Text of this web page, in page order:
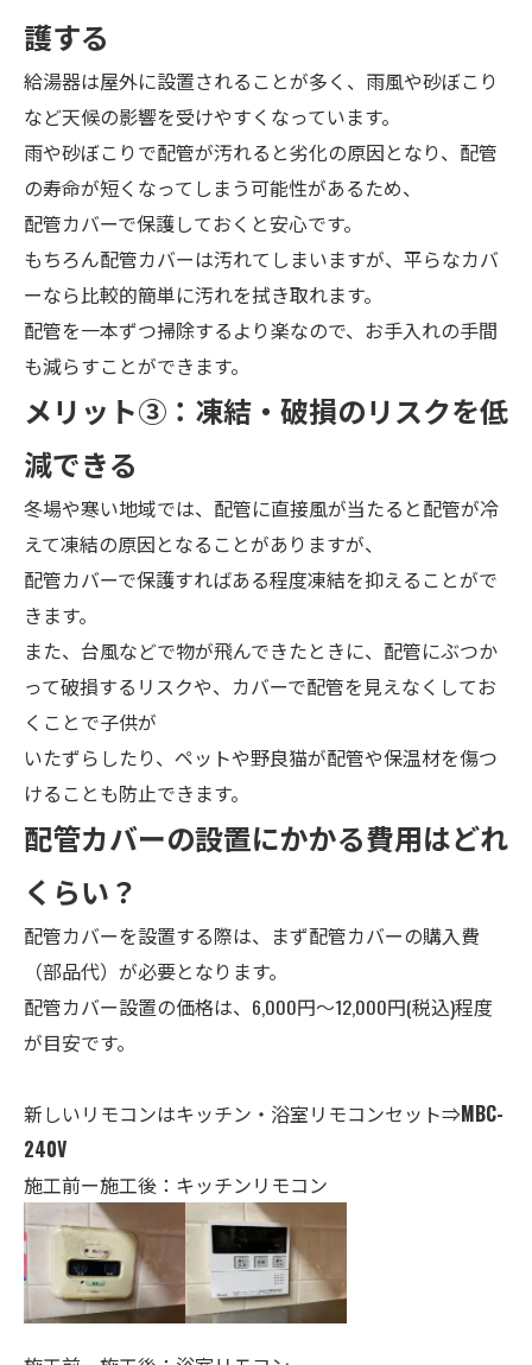
護する
給湯器は屋外に設置されることが多く、雨風や砂ぼこり
など天候の影響を受けやすくなっています。
雨や砂ぼこりで配管が汚れると劣化の原因となり、配管
の寿命が短くなってしまう可能性があるため、
配管カバーで保護しておくと安心です。
もちろん配管カバーは汚れてしまいますが、平らなカバ
ーなら比較的簡単に汚れを拭き取れます。
配管を一本ずつ掃除するより楽なので、お手入れの手間
も減らすことができます。
メリット③： 凍結・破損のリスクを低
減できる
冬場や寒い地域では、配管に直接風が当たると配管が冷
えて凍結の原因となることがありますが、
配管カバーで保護すればある程度凍結を抑えることがで
きます。
また、台風などで物が飛んできたときに、配管にぶつか
って破損するリスクや、カバーで配管を見えなくしてお
くことで子供が
いたずらしたり、ペットや野良猫が配管や保温材を傷つ
けることも防止できます。
配管カバーの設置にかかる費用はどれ
くらい？
配管カバーを設置する際は、まず配管カバーの購入費
（部品代）が必要となります。
配管カバー設置の価格は、6,000円～12,000円(税込)程度
が目安です。
新しいリモコンはキッチン・ 浴室リモコンセット⇒MBC-
240V
施工前ー施工後：キッチンリモコン